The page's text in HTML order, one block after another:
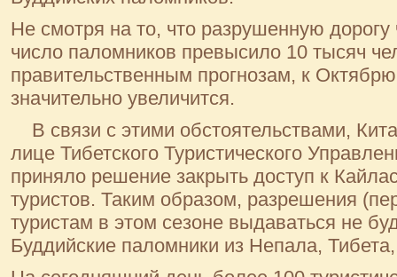
Не смотря на то, что разрушенную дорогу
число паломников превысило 10 тысяч
правительственным прогнозам, к
значительно увеличится.
В связи с этими обстоятельствами,
лице Тибетского Туристического
приняло решение закрыть доступ к
туристов. Таким образом, разрешения
туристам в этом сезоне выдаваться не
Буддийские паломники из Непала,